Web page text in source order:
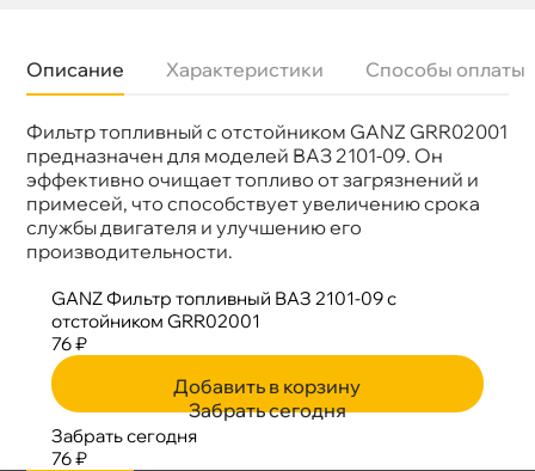
Описание Характеристики Способы оплаты
Фильтр топливный с отстойником GANZ GRR02001
предназначен для моделей ВАЗ 2101-09. Он
эффективно очищает топливо от загрязнений и
примесей, что способствует увеличению срока
службы двигателя и улучшению его
производительности.
Бренд
GANZ
Артикул
GANZ Фильтр топливный ВАЗ 2101-09 с
отстойником GRR02001
76 ₽
Добавить в корзину
Забрать сегодня
Забрать сегодня
76 ₽